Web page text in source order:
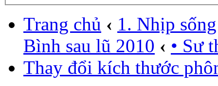
Trang chủ ‹ 1. Nhịp
Bình sau lũ 2010 ‹ • Sư
Thay đổi kích thước